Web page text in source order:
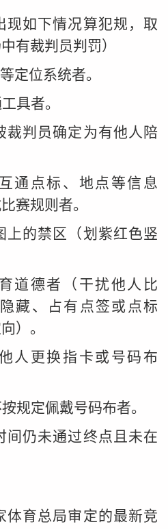
现如下情况算犯规，取
有裁判员判罚）
定位系统者。
具者。
裁判员确定为有他人陪
通点标、地点等信息
赛规则者。
上的禁区（划紫红色竖
道德者（干扰他人比
藏、占有点签或点标
）。
人更换指卡或号码布
规定佩戴号码布者。
间仍未通过终点且未在
体育总局审定的最新竞